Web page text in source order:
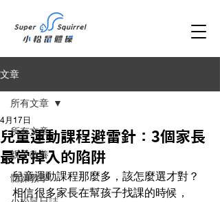
文章
所有文章
親子教養
體操教學
所有文章
兒童運動課程避雷針：3個家長
最常掉入的陷阱
4月17日
兒童運動課程那麼多，該怎麼選才對？
相信很多家長在幫孩子找課的時候，